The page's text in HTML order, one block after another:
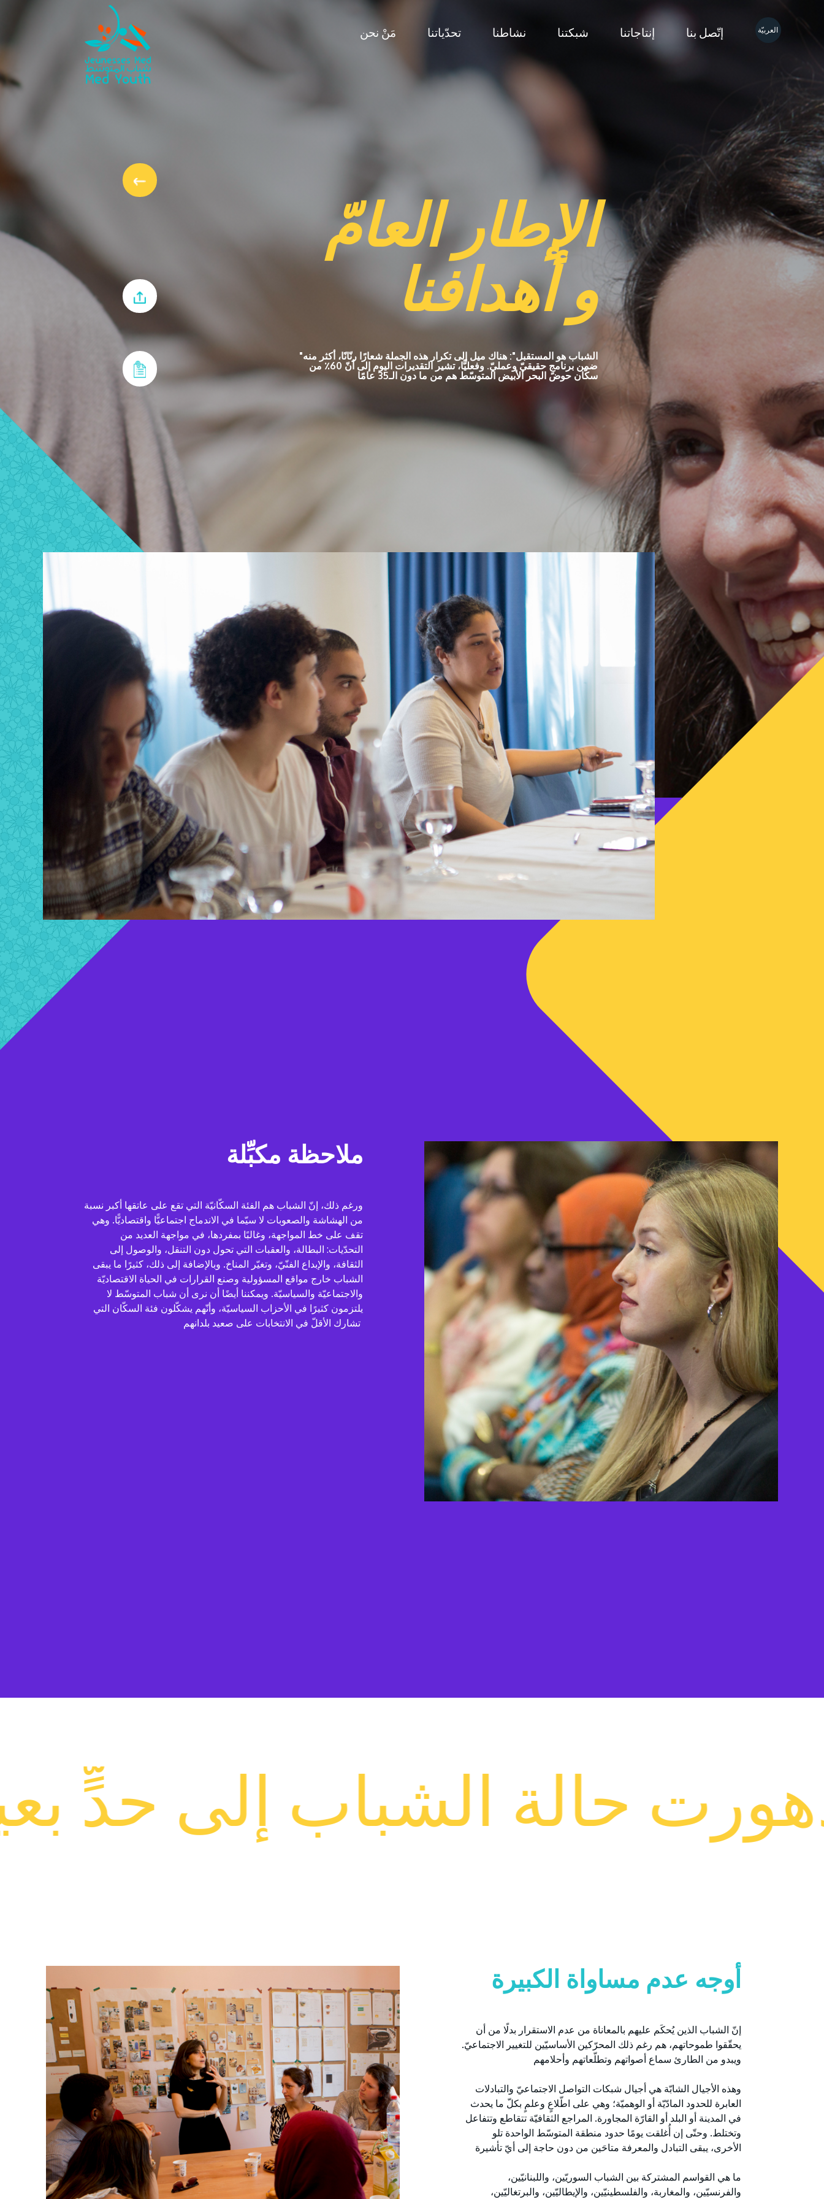
مَنْ نحن تحدّياتنا نشاطنا شبكتنا إنتاجاتنا إتّصل بنا العربيّة
الإطار العامّ
و أهدافنا
"الشباب هو المستقبل": هناك ميل إلى تكرار هذه الجملة شعارًا رنّانًا، أكثر منه
ضمن برنامجٍ حقيقيّ وعمليّ. وفعليًّا، تشير التقديرات اليوم إلى أنّ 60٪ من
سكّان حوض البحر الأبيض المتوسّط هم من ما دون الـ35 عامًا
ملاحظة مكبِّلة
ورغم ذلك، إنّ الشباب هم الفئة السكّانيّة التي تقع على عاتقها أكبر نسبة
من الهشاشة والصعوبات لا سيّما في الاندماج اجتماعيًّا واقتصاديًّا. وهي
تقف على خط المواجهة، وغالبًا بمفردها، في مواجهة العديد من
التحدّيات: البطالة، والعقبات التي تحول دون التنقل، والوصول إلى
الثقافة، والإبداع الفنّيّ، وتغيّر المناخ. وبالإضافة إلى ذلك، كثيرًا ما يبقى
الشباب خارج مواقع المسؤولية وصنع القرارات في الحياة الاقتصاديّة
والاجتماعيّة والسياسيّة. ويمكننا أيضًا أن نرى أن شباب المتوسّط لا
يلتزمون كثيرًا في الأحزاب السياسيّة، وأنّهم يشكّلون فئة السكّان التي
تدهورت حالة
أوجه عدم مساواة الكبيرة
إنّ الشباب الذين يُحكَم عليهم بالمعاناة من عدم الاستقرار بدلًا من أن
يحقّقوا طموحاتهم، هم رغم ذلك المحرّكين الأساسيّين للتغيير الاجتماعيّ.
ويبدو من الطارئ سماع أصواتهم وتطلّعاتهم وأحلامهم
وهذه الأجيال الشابّة هي أجيال شبكات التواصل الاجتماعيّ والتبادلات
العابرة للحدود المادّيّة أو الوهميّة؛ وهي على اطّلاعٍ وعلمٍ بكلّ ما يحدث
في المدينة أو البلد أو القارّة المجاورة. المراجع الثقافيّة تتقاطع وتتفاعل
وتختلط. وحتّى إن أُغلقت يومًا حدود منطقة المتوسّط الواحدة تلو
الأخرى، يبقى التبادل والمعرفة متاحَين من دون حاجة إلى أيّ تأشيرة
ما هي القواسم المشتركة بين الشباب السوريّين، واللبنانيّين،
والفرنسيّين، والمغاربة، والفلسطينيّين، والإيطاليّين، والبرتغاليّين،